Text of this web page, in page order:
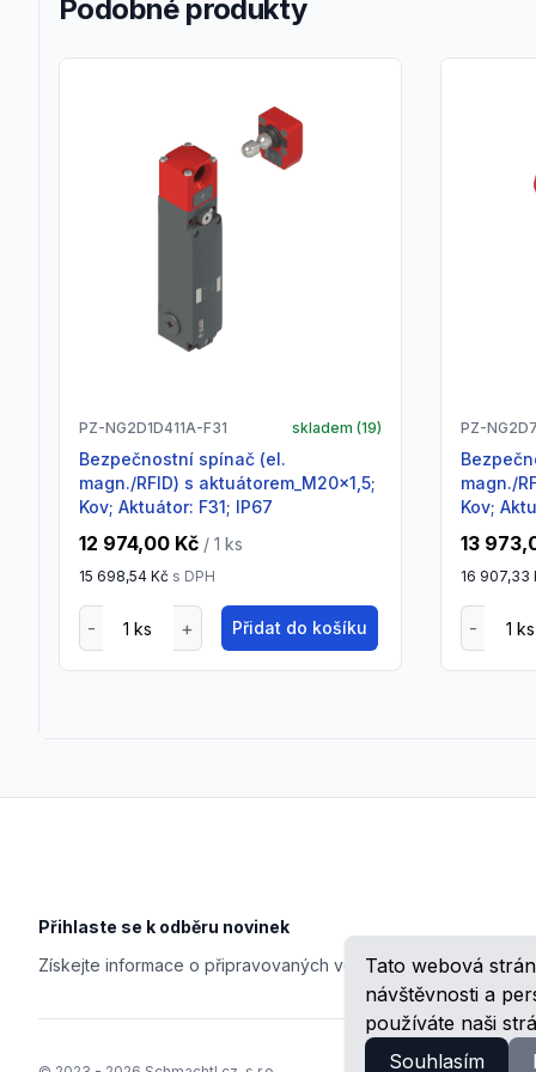
Tato webová
návštěvnosti a
používáte naši
Souhlasím
Podobné produkty
PZ-NG2D1D411A-F31 skladem (19)
Bezpečnostní spínač (el.
magn./RFID) s aktuátorem_M20x1,5;
Kov; Aktuátor: F31; IP67
12 974,00 Kč / 1 ks
15 698,54 Kč s DPH
Přidat do košíku
PZ-
Bezpečnostní spínač (el.
magn./
Kov;
13
16 907,33
Přihlaste se k odběru novinek
Získejte informace o připravovaných veletrzích, školeních,